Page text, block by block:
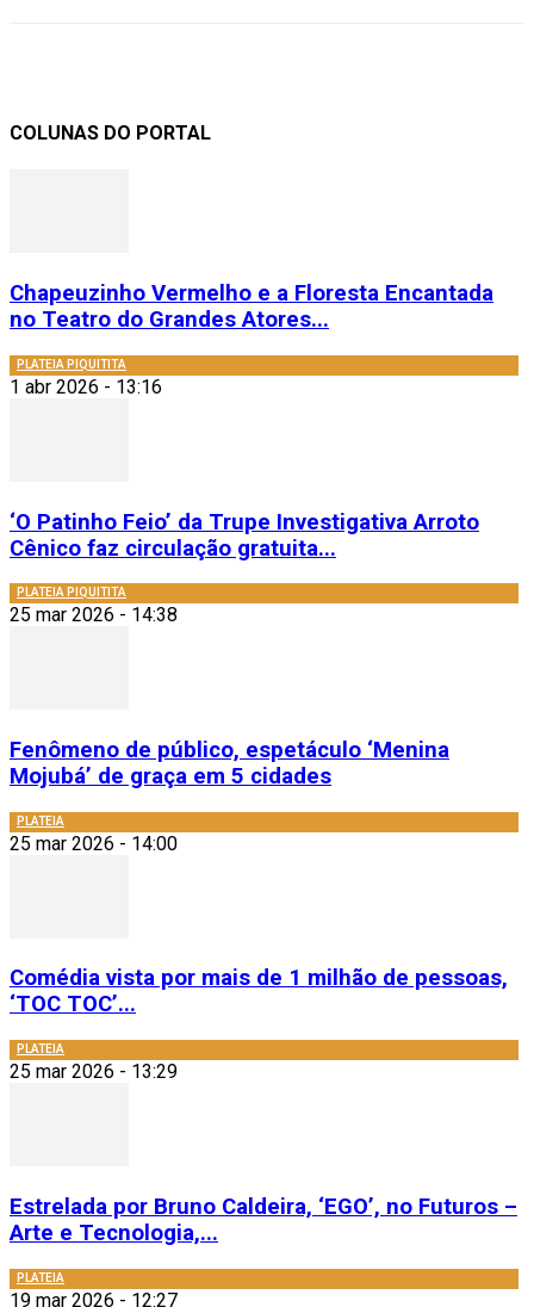
COLUNAS DO PORTAL
Chapeuzinho Vermelho e a Floresta Encantada
no Teatro do Grandes Atores...
PLATEIA PIQUITITA
1 abr 2026 - 13:16
‘O Patinho Feio’ da Trupe Investigativa Arroto
Cênico faz circulação gratuita...
PLATEIA PIQUITITA
25 mar 2026 - 14:38
Fenômeno de público, espetáculo ‘Menina
Mojubá’ de graça em 5 cidades
PLATEIA
25 mar 2026 - 14:00
Comédia vista por mais de 1 milhão de pessoas,
‘TOC TOC’...
PLATEIA
25 mar 2026 - 13:29
Estrelada por Bruno Caldeira, ‘EGO’, no Futuros –
Arte e Tecnologia,...
PLATEIA
19 mar 2026 - 12:27